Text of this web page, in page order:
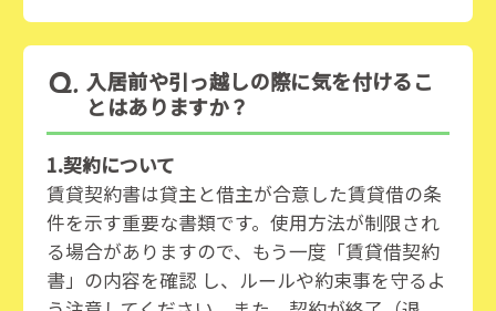
入居前や引っ越しの際に気を付けるこ
とはありますか？
1.契約について
賃貸契約書は貸主と借主が合意した賃貸借の条
件を示す重要な書類です。使用方法が制限され
る場合がありますので、もう一度「賃貸借契約
書」の内容を確認 し、ルールや約束事を守るよ